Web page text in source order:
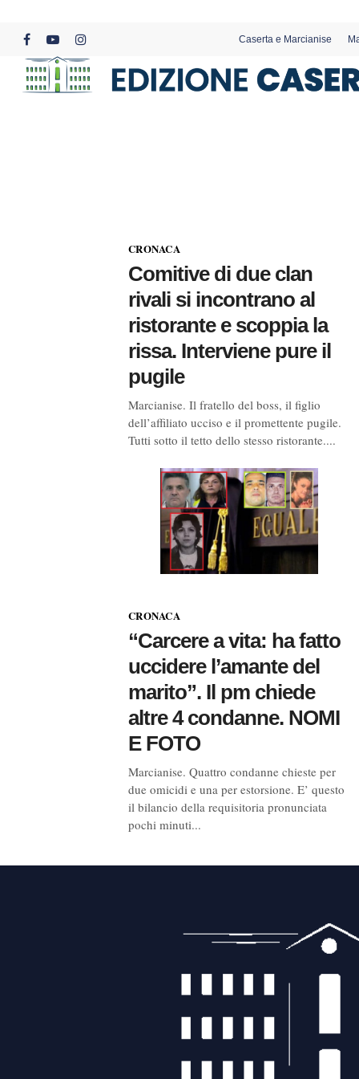
content
facebookyoutubeinstagram
Caserta e Marcianise
CRONACA
Comitive di due clan
rivali si incontrano al
ristorante e scoppia la
rissa. Interviene pure il
pugile
Marcianise. Il fratello del boss, il figlio
dell’affiliato ucciso e il promettente pugile.
Tutti sotto il tetto dello stesso ristorante....
CRONACA
“Carcere a vita: ha fatto
uccidere l’amante del
marito”. Il pm chiede
altre 4 condanne. NOMI
E FOTO
Marcianise. Quattro condanne chieste per
due omicidi e una per estorsione. E’ questo
il bilancio della requisitoria pronunciata
pochi minuti...